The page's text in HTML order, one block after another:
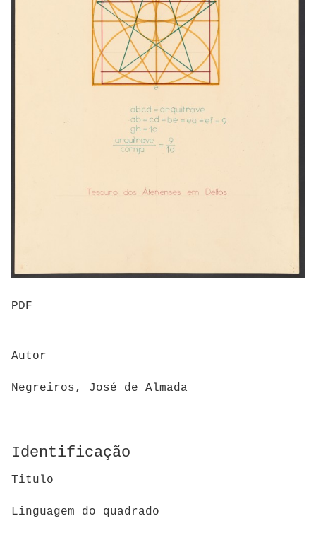
PDF
Autor
Negreiros, José de Almada
Identificação
Titulo
Linguagem do quadrado